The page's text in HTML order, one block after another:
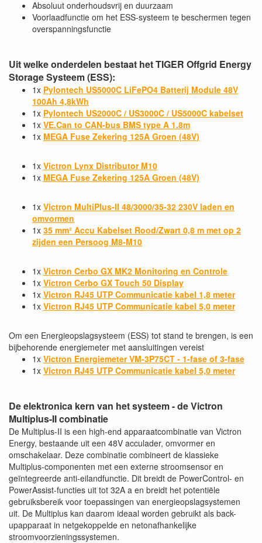
Absoluut onderhoudsvrij en duurzaam
Voorlaadfunctie om het ESS-systeem te beschermen tegen
overspanningsfunctie
Uit welke onderdelen bestaat het TIGER Offgrid Energy
Storage Systeem (ESS):
1x Pylontech US5000C LiFePO4 Batterij Module 48V
100Ah 4,8kWh
1x Pylontech US2000C / US3000C / US5000C kabelset
1x VE.Can to CAN-bus BMS type A 1.8m
1x MEGA Fuse Zekering 125A Groen (48V)
1x Victron Lynx Distributor M10
1x MEGA Fuse Zekering 125A Groen (48V)
1x Victron MultiPlus-II 48/3000/35-32 230V laden en
omvormen
1x 35 mm² Accu Kabelset Rood/Zwart 0,8 m met op 2
zijden een Persoog M8-M10
1x Victron Cerbo GX MK2 Monitoring en Controle
1x Victron Cerbo GX Touch 50 Display
1x Victron RJ45 UTP Communicatie kabel 1,8 meter
1x Victron RJ45 UTP Communicatie kabel 5,0 meter
Om een ​​Energieopslagsysteem (ESS) tot stand te brengen, is een
bijbehorende energiemeter met aansluitingen vereist
1x Victron Energiemeter VM-3P75CT - 1-fase of 3-fase
1x Victron RJ45 UTP Communicatie kabel 5,0 meter
De elektronica kern van het systeem - de Victron
Multiplus-II combinatie
De Multiplus-II is een high-end apparaatcombinatie van Victron
Energy, bestaande uit een 48V acculader, omvormer en
omschakelaar. Deze combinatie combineert de klassieke
Multiplus-componenten met een externe stroomsensor en
geïntegreerde anti-eilandfunctie. Dit breidt de PowerControl- en
PowerAssist-functies uit tot 32A a en breidt het potentiële
gebruiksbereik voor toepassingen van energieopslagsystemen
uit. De Multiplus kan daarom ideaal worden gebruikt als back-
upapparaat in netgekoppelde en netonafhankelijke
stroomvoorzieningssystemen.